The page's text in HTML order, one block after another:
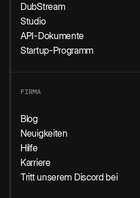
DubStream
Studio
API-Dokumente
Startup-Programm
FIRMA
Blog
Neuigkeiten
Hilfe
Karriere
Tritt unserem Discord bei